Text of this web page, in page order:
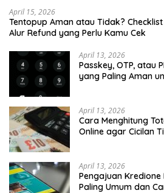
April 15, 2026
Tentopup Aman atau Tidak?
Alur Refund yang Perlu Kamu Cek
April 13, 2026
Passkey, OTP, atau
yang Paling Aman
April 13, 2026
Cara Menghitung
Online agar Cicilan
April 13, 2026
Pengajuan Kredione
Paling Umum dan